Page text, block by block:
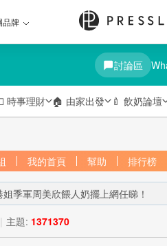
品牌
討論區
時事理財 🏠 由家出發 🍼 飲奶論壇
我的首頁 幫助 排行榜
姐季軍周美欣餵人奶擺上網任睇！
| 主題: 1371370